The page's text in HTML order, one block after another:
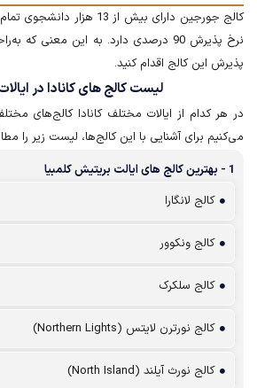
کالج جورجین دارای بیش از
نرخ پذیرش 90 درصدی دارد. به این معنی
پذیرش این کالج اقدام کنید.
لیست کا‌لج ها‌ی کا‌ناد‌ا در
در هر کدام از ایالات مختلف کانادا کالج‌های
می‌کنیم برای آشنایی با این کالج‌ها، لیست زیر را
1 - بهترین کالج های ایالت بریتیش کلمبیا
کالج لانگارا
کالج ونکوور
کالج سلکرک
کالج نورترن لایتس (Northern Lights)
کالج نورث آیلند (North Island)